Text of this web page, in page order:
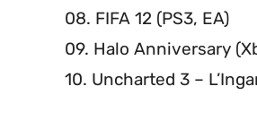
08. FIFA 12 (PS3, EA)
09. Halo Anniversary
10. Uncharted 3 –